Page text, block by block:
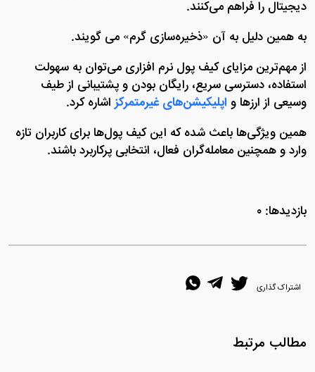
دیجیتال را فراهم می‌کنند.
به همین دلیل به آن «ذخیره‌سازی گرم» می گویند.
از مهم‌ترین مزایای کیف پول نرم‌ افزاری می‌توان به سهولت
استفاده، دسترسی سریع، رایگان بودن و پشتیبانی از طیف
وسیعی از ارزها و اپلیکیشن‌های غیرمتمرکزاشاره کرد.
همین ویژگی‌ها باعث شده‌ که این کیف پول‌ها برای کاربران تازه‌
وارد و همچنین معامله‌گران فعال، انتخابی پرکاربرد باشند.
بازدیدها: ۰
اشتراک گذاری
مطالب مرتبط